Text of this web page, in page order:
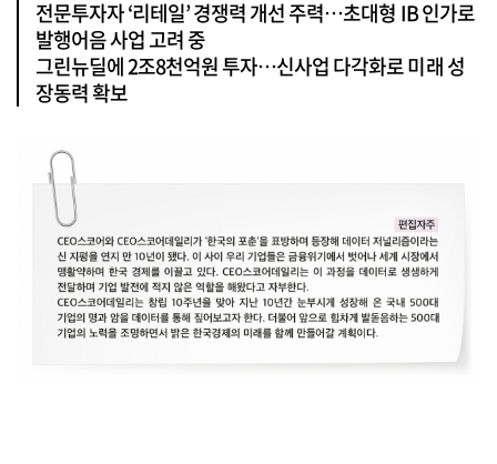
전문투자자 ‘리테일’ 경쟁력 개선 주력…초대형 IB 인가로
발행어음 사업 고려 중
그린뉴딜에 2조8천억원 투자…신사업 다각화로 미래 성
장동력 확보